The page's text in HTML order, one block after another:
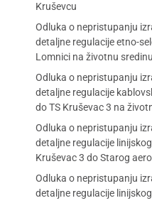
Kruševcu
Odluka o nepristupanju
detaljne regulacije etno-
Lomnici na životnu sredinu
Odluka o nepristupanju
detaljne regulacije
do TS Kruševac 3 na
Odluka o nepristupanju
detaljne regulacije
Kruševac 3 do Starog
Odluka o nepristupanju
detaljne regulacije